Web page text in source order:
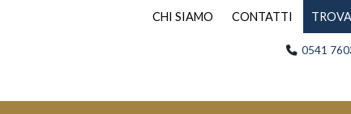
CHI SIAMO CONTATTI
0541